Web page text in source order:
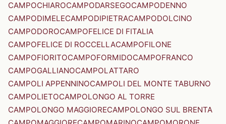
CAMPOCHIAROCAMPODARSEGOCAMPODENNO
CAMPODIMELECAMPODIPIETRACAMPODOLCINO
CAMPODOROCAMPOFELICE DI FITALIA
CAMPOFELICE DI ROCCELLACAMPOFILONE
CAMPOFIORITOCAMPOFORMIDOCAMPOFRANCO
CAMPOGALLIANOCAMPOLATTARO
CAMPOLI APPENNINOCAMPOLI DEL MONTE TABURNO
CAMPOLIETOCAMPOLONGO AL TORRE
CAMPOLONGO MAGGIORECAMPOLONGO SUL BRENTA